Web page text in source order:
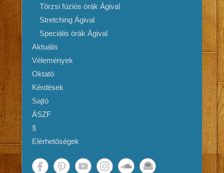
Törzsi fúziós órák Ágival
Stretching Ágival
Speciális órák Ágival
Aktuális
Vélemények
Oktató
Kérdések
Sajtó
ÁSZF
§
Elérhetőségek